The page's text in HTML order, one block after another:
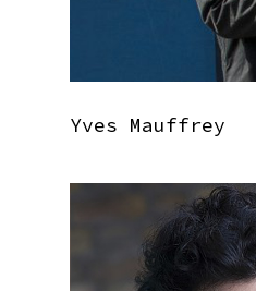
Yves Mauffrey